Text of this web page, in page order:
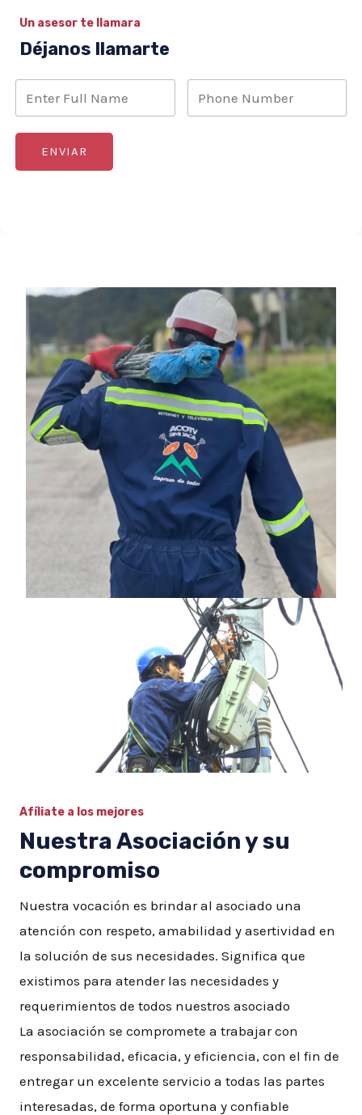
Un asesor te llamara
Déjanos llamarte
ENVIAR
Afíliate a los mejores
Nuestra Asociación y su
compromiso
Nuestra vocación es brindar al asociado una
atención con respeto, amabilidad y asertividad en
la solución de sus necesidades. Significa que
existimos para atender las necesidades y
requerimientos de todos nuestros asociado
La asociación se compromete a trabajar con
responsabilidad, eficacia, y eficiencia, con el fin de
entregar un excelente servicio a todas las partes
interesadas, de forma oportuna y confiable